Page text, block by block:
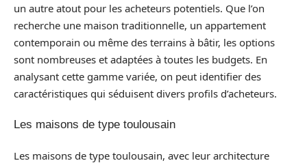
un autre atout pour les acheteurs potentiels. Que l’on
recherche une maison traditionnelle, un appartement
contemporain ou même des terrains à bâtir, les options
sont nombreuses et adaptées à toutes les budgets. En
analysant cette gamme variée, on peut identifier des
caractéristiques qui séduisent divers profils d’acheteurs.
Les maisons de type toulousain
Les maisons de type toulousain, avec leur architecture